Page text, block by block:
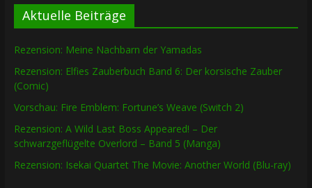
Aktuelle Beiträge
Rezension: Meine Nachbarn der Yamadas
Rezension: Elfies Zauberbuch Band 6: Der korsische Zauber
(Comic)
Vorschau: Fire Emblem: Fortune’s Weave (Switch 2)
Rezension: A Wild Last Boss Appeared! – Der
schwarzgeflügelte Overlord – Band 5 (Manga)
Rezension: Isekai Quartet The Movie: Another World (Blu-ray)